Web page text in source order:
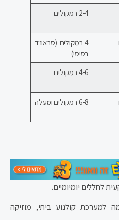
2-4 רמקולים
4 רמקולים (סראונד
בסיסי)
4-6 רמקולים
6-8 רמקולים ומעלה
לחללים יומיומיים.
למערכת קולנוע ביתי, מוזיקה